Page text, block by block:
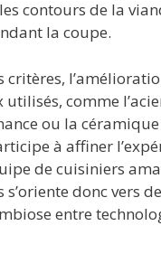
contours de la
la coupe.
critères,
comme
ou la
à affiner
de cuisiniers
donc vers
entre